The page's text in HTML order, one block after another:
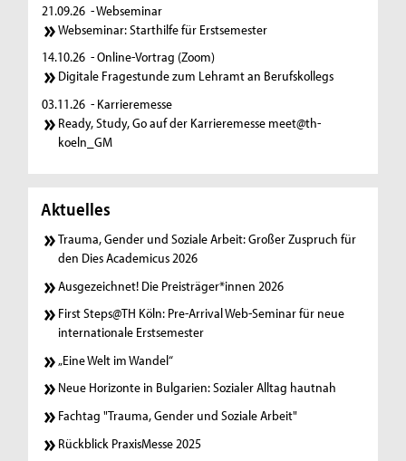
21.09.26 - Webseminar
Webseminar: Starthilfe für Erstsemester
14.10.26 - Online-Vortrag (Zoom)
Digitale Fragestunde zum Lehramt an Berufskollegs
03.11.26 - Karrieremesse
Ready, Study, Go auf der Karrieremesse meet@th-
koeln_GM
Aktuelles
Trauma, Gender und Soziale Arbeit: Großer Zuspruch für
den Dies Academicus 2026
Ausgezeichnet! Die Preisträger*innen 2026
First Steps@TH Köln: Pre-Arrival Web-Seminar für neue
internationale Erstsemester
„Eine Welt im Wandel“
Neue Horizonte in Bulgarien: Sozialer Alltag hautnah
Fachtag "Trauma, Gender und Soziale Arbeit"
Rückblick PraxisMesse 2025